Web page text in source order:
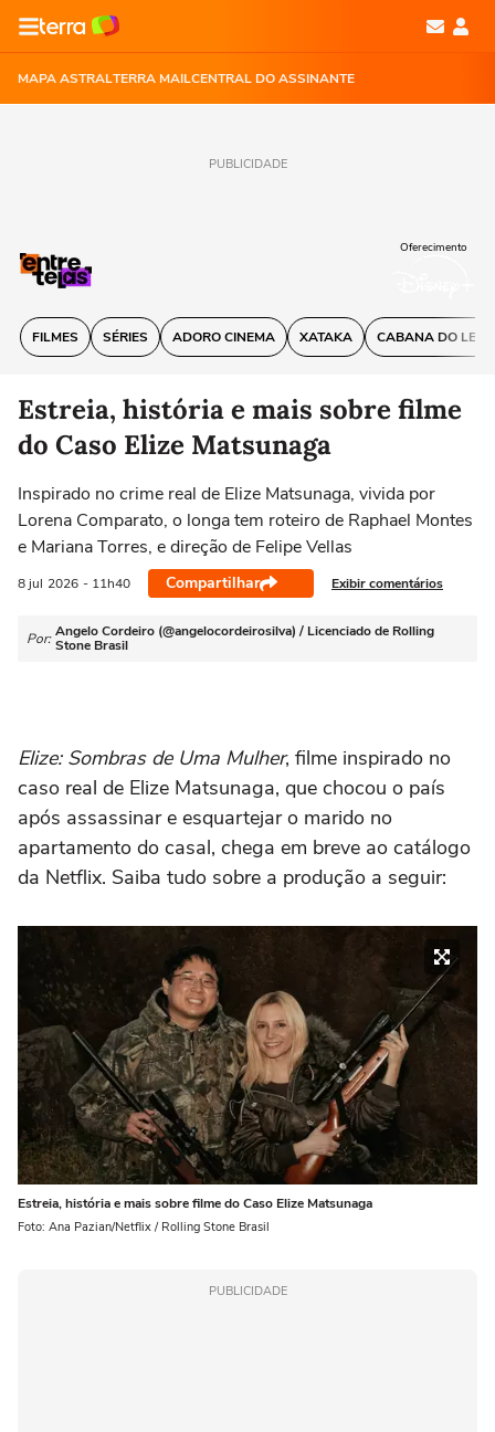
MAPA ASTRALTERRA MAILCENTRAL DO ASSINANTE
PUBLICIDADE
FILMES SÉRIES ADORO CINEMA XATAKA CABANA DO
Oferecimento
Estreia, história e mais sobre filme
do Caso Elize Matsunaga
Inspirado no crime real de Elize Matsunaga, vivida por
Lorena Comparato, o longa tem roteiro de Raphael Montes
e Mariana Torres, e direção de Felipe Vellas
8 jul 2026 - 11h40 Compartilhar Exibir comentários
Por: Angelo Cordeiro (@angelocordeirosilva) / Licenciado de Rolling
Stone Brasil
Elize: Sombras de Uma Mulher, filme inspirado no
caso real de Elize Matsunaga, que chocou o país
após assassinar e esquartejar o marido no
apartamento do casal, chega em breve ao catálogo
da Netflix. Saiba tudo sobre a produção a seguir:
Estreia, história e mais sobre filme do Caso Elize Matsunaga
Foto: Ana Pazian/Netflix / Rolling Stone Brasil
PUBLICIDADE